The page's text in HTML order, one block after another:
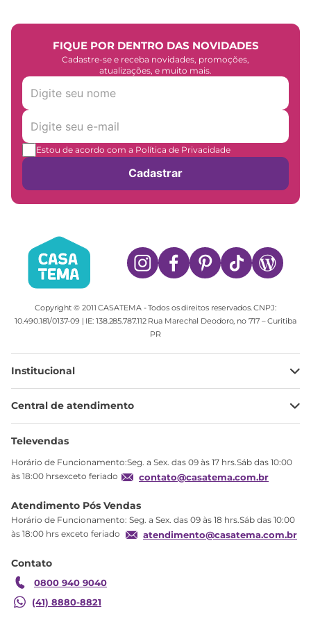
FIQUE POR DENTRO DAS NOVIDADES
Cadastre-se e receba novidades, promoções,
atualizações, e muito mais.
Estou de acordo com a Política de Privacidade
Cadastrar
Copyright © 2011 CASATEMA - Todos os direitos reservados. CNPJ:
10.490.181/0137-09 | IE: 138.285.787.112 Rua Marechal Deodoro, no 717 – Curitiba
PR
Institucional
Minha Conta
Meus pedidos
Troca
Garantia
Central de atendimento
Ajuda
Televendas
Horário de Funcionamento:Seg. a Sex. das 09 às 17 hrs.Sáb das 10:00
às 18:00 hrsexceto feriado
contato@casatema.com.br
Atendimento Pós Vendas
Horário de Funcionamento: Seg. a Sex. das 09 às 18 hrs.Sáb das 10:00
às 18:00 hrs exceto feriado
atendimento@casatema.com.br
Contato
0800 940 9040
(41) 8880-8821